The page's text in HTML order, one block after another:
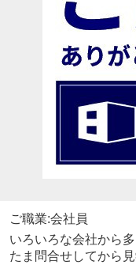
ご職業:会社員
いろいろな会社から
たま問合せしてから